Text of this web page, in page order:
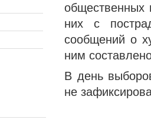
них с
сообщений о
ним
В день
не